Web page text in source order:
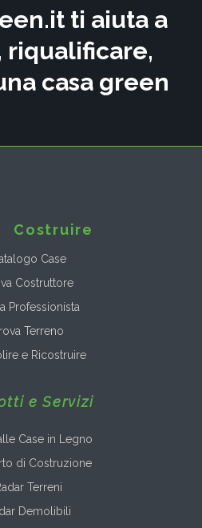
ti aiuta a
riqualificare,
casa green
Costruire
Case
Costruttore
Professionista
Terreno
e Ricostruire
e Servizi
Case in Legno
di Costruzione
Terreni
Demolibili